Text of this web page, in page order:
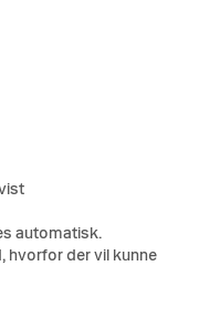
automatisk.
hvorfor der vil kunne